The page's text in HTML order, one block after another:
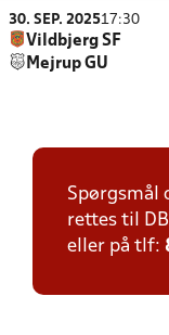
30. SEP. 202517:30
Vildbjerg SF
Mejrup GU
Spørgsmål
rettes til
eller på tlf: